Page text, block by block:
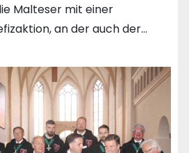
Malteser mit einer
an der auch der…